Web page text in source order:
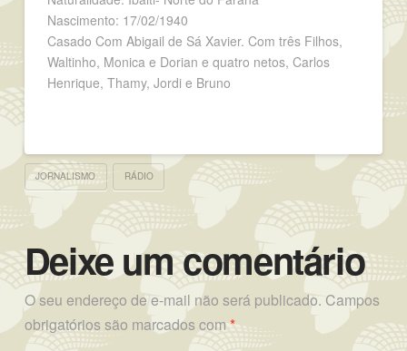
Nascimento: 17/02/1940
Casado Com Abigail de Sá Xavier. Com três Filhos,
Waltinho, Monica e Dorian e quatro netos, Carlos
Henrique, Thamy, Jordi e Bruno
JORNALISMO RÁDIO
Deixe um comentário
O seu endereço de e-mail não será publicado. Campos
obrigatórios são marcados com*